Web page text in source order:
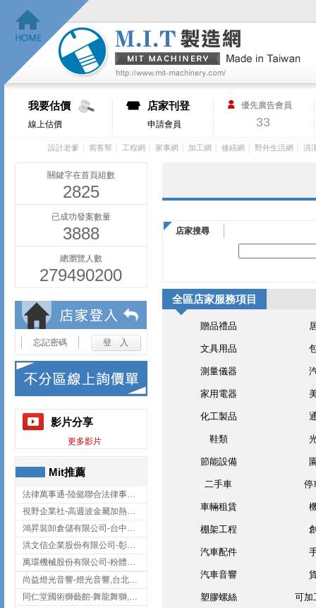
我要估價
線上估價
店家刊登
申請會員
優先廣告會員
33
設計老爹 窩客幫 工程網 家事網 加工網 修繕網 野外生活網 清
關鍵字在首頁組數
2825
已成功發案數量
3888
總瀏覽人數
279490200
忘記密碼
影片分享
更多影片
Mit推薦
法律萬事通-陸懿聯合法律事務所
視野企業社-高週波金屬加熱設備,彰化高週波金屬加熱設備
鴻昇裝卸倉儲有限公司-台中貨櫃裝卸
洪文信企業股份有限公司-彰化鋅合金鑄造,彰化五金加工,彰化五金配件
萬環機械股份有限公司-粉體塗裝設備,輸送機,輸送機設備,台南輸送機
尚益燈光音響-燈光音響,台北燈光音響,台北燈光音響出租
同仁堂國術獅藝館-舞龍舞獅,台中舞龍舞獅
店家搜尋
全區店家服務項目
贈品禮品
文具用品
測量儀器
家用電器
化工製品
鞋類
節能設備
二手車 停
車輛租賃
棚架工程
汽車配件
汽車音響
塑膠螺絲 可加